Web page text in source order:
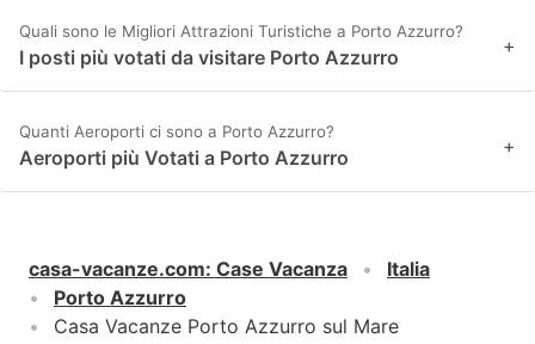
Quali sono le Migliori Attrazioni Turistiche a Porto Azzurro?
I posti più votati da visitare Porto Azzurro +
Quanti Aeroporti ci sono a Porto Azzurro?
Aeroporti più Votati a Porto Azzurro +
casa-vacanze.com: Case Vacanza
Italia
Porto Azzurro
Casa Vacanze Porto Azzurro sul Mare